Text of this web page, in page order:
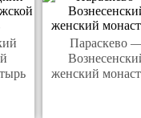
Параскево
женский